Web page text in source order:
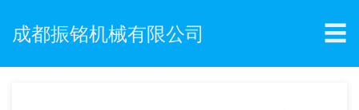
成都振铭机械有限公司 ☰